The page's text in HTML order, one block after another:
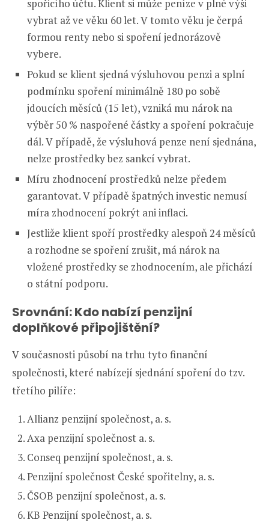
spořicího účtu. Klient si může peníze v plné výši
vybrat až ve věku 60 let. V tomto věku je čerpá
formou renty nebo si spoření jednorázově
vybere.
Pokud se klient sjedná výsluhovou penzi a splní
podmínku spoření minimálně 180 po sobě
jdoucích měsíců (15 let), vzniká mu nárok na
výběr 50 % naspořené částky a spoření pokračuje
dál. V případě, že výsluhová penze není sjednána,
nelze prostředky bez sankcí vybrat.
Míru zhodnocení prostředků nelze předem
garantovat. V případě špatných investic nemusí
míra zhodnocení pokrýt ani inflaci.
Jestliže klient spoří prostředky alespoň 24 měsíců
a rozhodne se spoření zrušit, má nárok na
vložené prostředky se zhodnocením, ale přichází
o státní podporu.
Srovnání: Kdo nabízí penzijní
doplňkové připojištění?
V současnosti působí na trhu tyto finanční
společnosti, které nabízejí sjednání spoření do tzv.
třetího pilíře:
Allianz penzijní společnost, a. s.
Axa penzijní společnost a. s.
Conseq penzijní společnost, a. s.
Penzijní společnost České spořitelny, a. s.
ČSOB penzijní společnost, a. s.
KB Penzijní společnost, a. s.